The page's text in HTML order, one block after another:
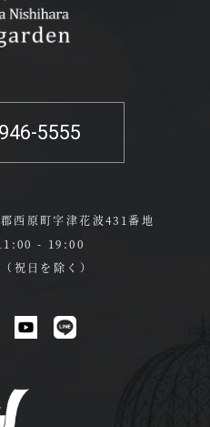
5555
西原町字津花波431番地
- 19:00
祝日を除く）